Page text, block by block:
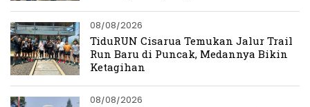
08/08/2026
TiduRUN Cisarua Temukan Jalur Trail
Run Baru di Puncak, Medannya Bikin
Ketagihan
08/08/2026